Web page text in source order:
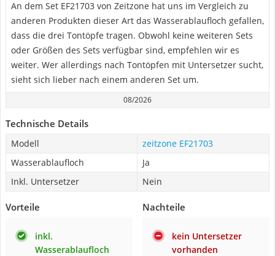
An dem Set EF21703 von Zeitzone hat uns im Vergleich zu
anderen Produkten dieser Art das Wasserablaufloch gefallen,
dass die drei Tontöpfe tragen. Obwohl keine weiteren Sets
oder Größen des Sets verfügbar sind, empfehlen wir es
weiter. Wer allerdings nach Tontöpfen mit Untersetzer sucht,
sieht sich lieber nach einem anderen Set um.
08/2026
Technische Details
Modell
zeitzone EF21703
Wasserablaufloch
Ja
Inkl. Untersetzer
Nein
Vorteile
inkl.
Wasserablaufloch
Nachteile
kein Untersetzer
vorhanden